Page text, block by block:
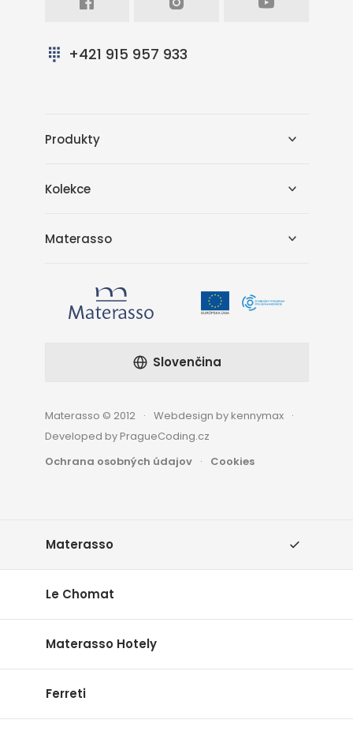
+421 915 957 933
Produkty
Kolekce
Materasso
Materasso © 2012
Webdesign by kennymax
Developed by PragueCoding.cz
Ochrana osobných údajov
Cookies
Slovenčina
Materasso
Le Chomat
Materasso Hotely
Ferreti